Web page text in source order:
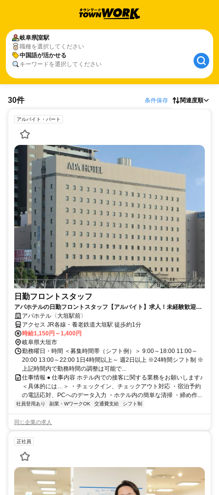
岐阜県室駅
職種を選択してください
中国語が活かせる
キーワードを選択してください
30件 条件保存 関連度順
アルバイト・パート
日勤フロントスタッフ
アパホテルの日勤フロントスタッフ【アルバイト】求人！未経験歓迎＆
研修充実で安心スタート
アパホテル〈大垣駅前〉
アクセス JR各線・養老鉄道大垣駅 徒歩約1分
時給1,150円～1,400円
岐阜県大垣市
勤務曜日・時間 ＜募集時間帯（シフト例）＞ 9:00～18:00 11:00～
20:00 13:00～22:00 1日4時間以上～ 週2日以上 ※24時間シフト制 ※
上記時間内で勤務時間の調整は可能で...
仕事情報 ● 仕事内容 ホテル内での接客に関する業務をお願いします♪
＜具体的には…＞ ・チェックイン、チェックアウト対応 ・宿泊予約
の電話応対、PCへのデータ入力 ・ホテル内の簡単な清掃 ・締め作...
社員登用あり 副業・WワークOK 交通費支給 シフト制
同じ企業の求人
正社員